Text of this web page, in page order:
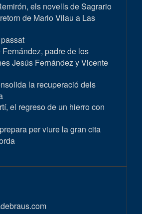
els novells de Sagrario
de Mario Vilau a Las
padre de los
Jesús Fernández y Vicente
la recuperació dels
el regreso de un hierro con
per viure la gran cita